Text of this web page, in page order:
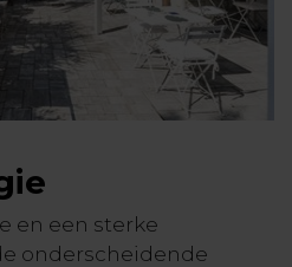
en een sterke
onderscheidende